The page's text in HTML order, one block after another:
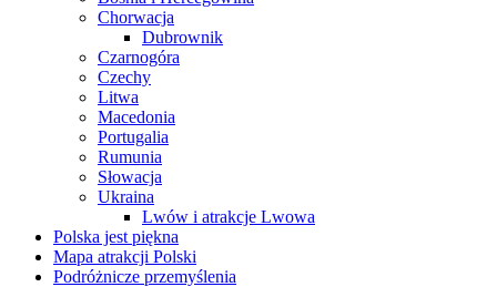
Chorwacja
Dubrownik
Czarnogóra
Czechy
Litwa
Macedonia
Portugalia
Rumunia
Słowacja
Ukraina
Lwów i atrakcje Lwowa
Polska jest piękna
Mapa atrakcji Polski
Podróżnicze przemyślenia